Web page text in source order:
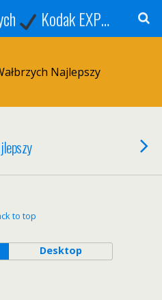
Kodak EXPRESS
Najlepszy
to top
Desktop